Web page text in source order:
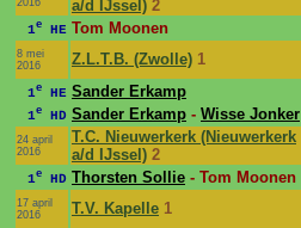
2016
a/d IJssel) 2
1e HE Tom Moonen
8 mei
2016
Z.L.T.B. (Zwolle) 1
1e HE Sander Erkamp
1e HD Sander Erkamp - Wisse Jonker
24 april
2016
T.C. Nieuwerkerk (Nieuwerkerk
a/d IJssel) 2
1e HD Thorsten Sollie - Tom Moonen
17 april
2016
T.V. Kapelle 1